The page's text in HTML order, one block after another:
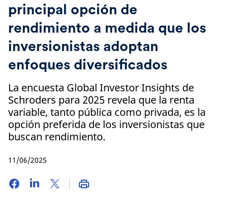
principal opción de
rendimiento a medida que los
inversionistas adoptan
enfoques diversificados
La encuesta Global Investor Insights de
Schroders para 2025 revela que la renta
variable, tanto pública como privada, es la
opción preferida de los inversionistas que
buscan rendimiento.
11/06/2025